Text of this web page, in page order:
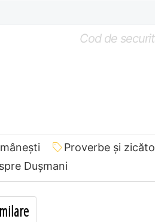
Cod de
Proverbe și
Dușmani